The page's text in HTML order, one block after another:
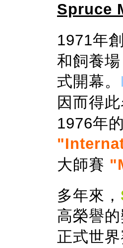
Spruce
1971年
和飼養
式開幕。
因而得
1976年的
大師賽
多年來，
高榮譽
正式世